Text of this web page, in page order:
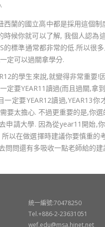
西蘭的國立高中都是採用這個
候你就可以了解, 我個人認為
的標準通常都非常的低.所以很
定可以過關拿學分.
的學生來說,就變得非常重要!
定要YEAR11讀過(而且過關,拿
定要YEAR12讀過,YEAR13你
要太擔心. 不過更重要的是,你
申請大學. 因為從year11開始,
以在做選擇時建議你要慎重的
問問還有多吸收一點老師給的建
統一編號:70478250
Tel.+886-2-23631051
wef.edu@msa.hinet.net